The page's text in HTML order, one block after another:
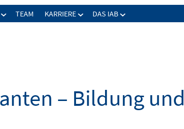
TEAM KARRIERE DAS IAB
– Bildung und